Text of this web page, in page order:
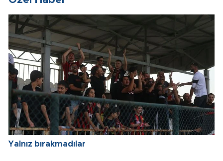
Yalnız bırakmadılar